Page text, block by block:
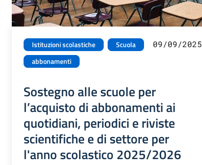
Istituzioni scolastiche
Scuola
abbonamenti
09/09/2025
Sostegno alle scuole per
l’acquisto di abbonamenti ai
quotidiani, periodici e riviste
scientifiche e di settore per
l'anno scolastico 2025/2026